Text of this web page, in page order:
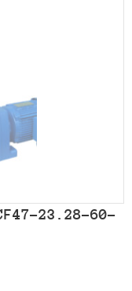
23.28-60-